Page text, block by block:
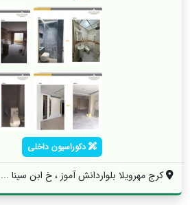
دکوراسیون داخلی
کرج مهرویلا بلواردانش آموز ، خ ابن سینا ...